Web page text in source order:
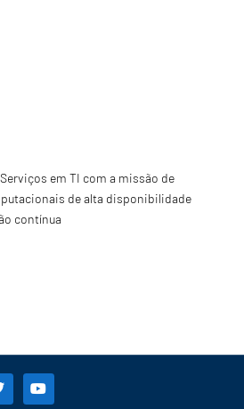
em TI com a missão de
de alta disponibilidade
contínua
Y
o